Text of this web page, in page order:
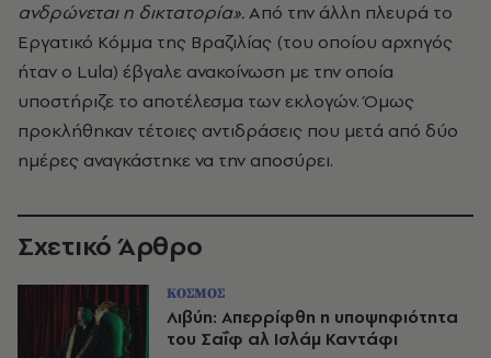
ανδρώνεται η δικτατορία».Από την άλλη πλευρά το
Εργατικό Κόμμα της Βραζιλίας (του οποίου αρχηγός
ήταν ο Lula) έβγαλε ανακοίνωση με την οποία
υποστήριζε το αποτέλεσμα των εκλογών. Όμως
προκλήθηκαν τέτοιες αντιδράσεις που μετά από δύο
ημέρες αναγκάστηκε να την αποσύρει.
Σχετικό Άρθρο
ΚΟΣΜΟΣ
Λιβύη: Απερρίφθη η υποψηφιότητα
του Σαΐφ αλ Ισλάμ Καντάφι